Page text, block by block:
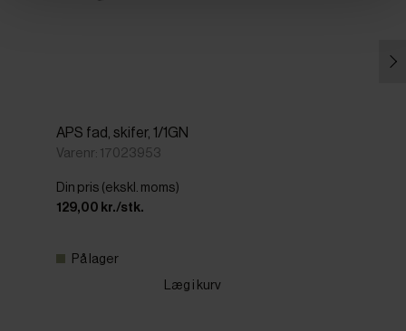
APS fad, skifer, 1/1GN
Varenr: 17023953
Din pris (ekskl. moms)
129,00 kr./stk.
På lager
Læg i kurv